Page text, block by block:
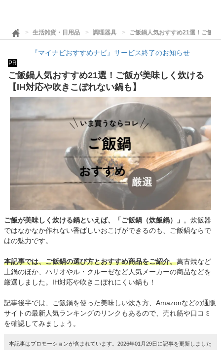
生活雑貨・日用品 調理器具 ご飯鍋人気おすすめ21選！ご飯
『マイナビおすすめナビ』サービス終了のお知らせ
PR
ご飯鍋人気おすすめ21選！ご飯が美味しく炊ける
【IH対応や吹きこぼれない鍋も】
ご飯が美味しく炊ける鍋といえば、「ご飯鍋（炊飯鍋）」 。炊飯器
ではなかなか作れない香ばしいおこげができるのも、ご飯鍋ならで
はの魅力です。
本記事では、ご飯鍋の選び方とおすすめ商品をご紹介。萬古焼など
土鍋のほか、ハリオやル・クルーゼなど人気メーカーの商品などを
厳選しました。IH対応や吹きこぼれにくい鍋も！
記事後半では、ご飯鍋を使った美味しい炊き方、Amazonなどの通販
サイトの最新人気ランキングのリンクもあるので、売れ筋や口コミ
を確認してみましょう。
本記事はプロモーションが含まれています。2026年01月29日に記事を更新しました